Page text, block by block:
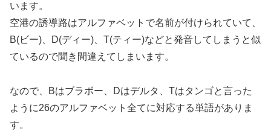
います。
空港の誘導路はアルファベットで名前が付けられていて、
B(ビー)、D(ディー)、T(ティー)などと発音してしまうと似
ているので聞き間違えてしまいます。
なので、Bはブラボー、Dはデルタ、Tはタンゴと言った
ように26のアルファベット全てに対応する単語がありま
す。